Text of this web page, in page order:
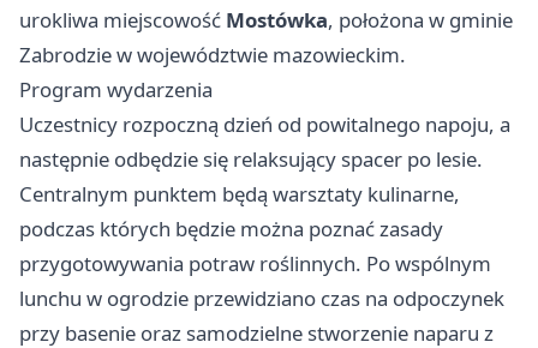
urokliwa miejscowość Mostówka, położona w gminie
Zabrodzie w województwie mazowieckim.
Program wydarzenia
Uczestnicy rozpoczną dzień od powitalnego napoju, a
następnie odbędzie się relaksujący spacer po lesie.
Centralnym punktem będą warsztaty kulinarne,
podczas których będzie można poznać zasady
przygotowywania potraw roślinnych. Po wspólnym
lunchu w ogrodzie przewidziano czas na odpoczynek
przy basenie oraz samodzielne stworzenie naparu z